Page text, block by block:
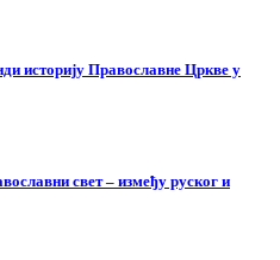
историју Православне Цркве у
свет – између руског и